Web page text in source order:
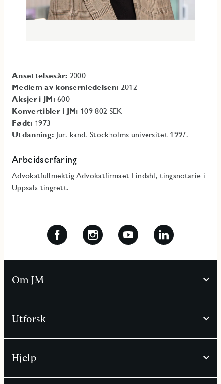
Ansettelsesår: 2000
Medlem av konsernledelsen: 2012
Aksjer i JM:600
Konvertibler i JM: 109 802 SEK
Født: 1973
Utdanning: Jur. kand. Stockholms universitet 1997.
Arbeidserfaring
Advokatfullmektig Advokatfirmaet Lindahl, tingsnotarie i
Uppsala tingrett.
Om JM
Utforsk
Hjelp